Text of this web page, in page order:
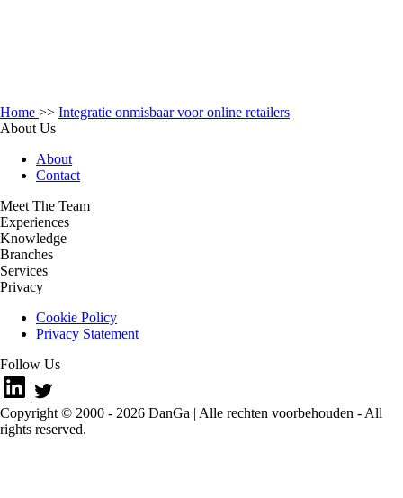
Home >> Integratie onmisbaar voor online retailers
About Us
About
Contact
Meet The Team
Experiences
Knowledge
Branches
Services
Privacy
Cookie Policy
Privacy Statement
Follow Us
Copyright © 2000 - 2026 DanGa | Alle rechten voorbehouden - All
rights reserved.